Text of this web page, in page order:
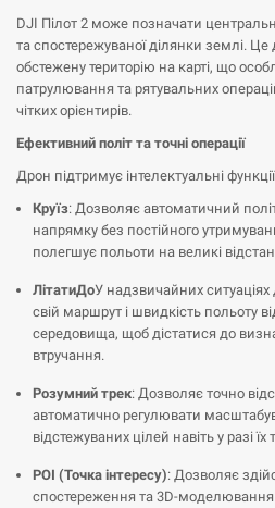
DJI Пілот 2 може позначати
та спостережуваної ділянки землі.
обстежену територію на карті, що
патрулювання та рятувальних
чітких орієнтирів.
Ефективний політ та точні операції
Дрон підтримує інтелектуальні
Круїз: Дозволяє автоматичний
напрямку без постійного
полегшує польоти на великі
ЛітатиДоУ надзвичайних
свій маршрут і швидкість польоту
середовища, щоб дістатися до
втручання.
Розумний трек: Дозволяє точно
автоматично регулювати
відстежуваних цілей навіть у разі
POI (Точка інтересу): Дозволяє
спостереження та 3D-